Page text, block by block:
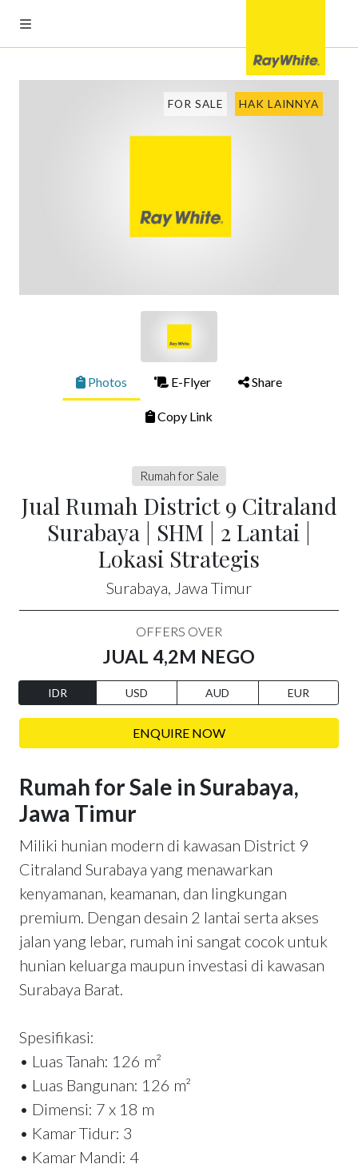
FOR SALE HAK LAINNYA
Photos E-Flyer Share
Copy Link
Rumah for Sale
Jual Rumah District 9 Citraland
Surabaya | SHM | 2 Lantai |
Lokasi Strategis
Surabaya, Jawa Timur
OFFERS OVER
JUAL 4,2M NEGO
IDR USD AUD EUR
ENQUIRE NOW
Rumah for Sale in Surabaya,
Jawa Timur
Miliki hunian modern di kawasan District 9
Citraland Surabaya yang menawarkan
kenyamanan, keamanan, dan lingkungan
premium. Dengan desain 2 lantai serta akses
jalan yang lebar, rumah ini sangat cocok untuk
hunian keluarga maupun investasi di kawasan
Surabaya Barat.
Spesifikasi:
• Luas Tanah: 126 m²
• Luas Bangunan: 126 m²
• Dimensi: 7 x 18 m
• Kamar Tidur: 3
• Kamar Mandi: 4